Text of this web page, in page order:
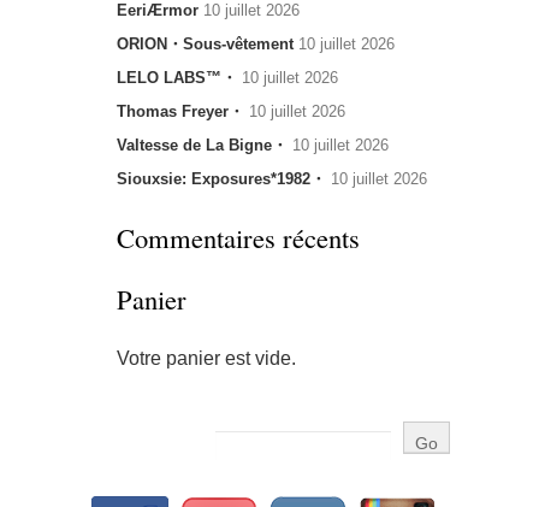
EeriÆrmor 10 juillet 2026
ORION・Sous-vêtement 10 juillet 2026
LELO LABS™・ 10 juillet 2026
Thomas Freyer・ 10 juillet 2026
Valtesse de La Bigne・ 10 juillet 2026
Siouxsie: Exposures*1982・ 10 juillet 2026
Commentaires récents
Panier
Votre panier est vide.